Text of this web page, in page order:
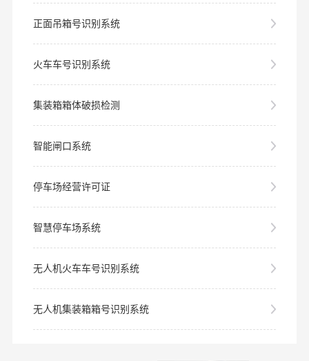
正面吊箱号识别系统
火车车号识别系统
集装箱箱体破损检测
智能闸口系统
停车场经营许可证
智慧停车场系统
无人机火车车号识别系统
无人机集装箱箱号识别系统